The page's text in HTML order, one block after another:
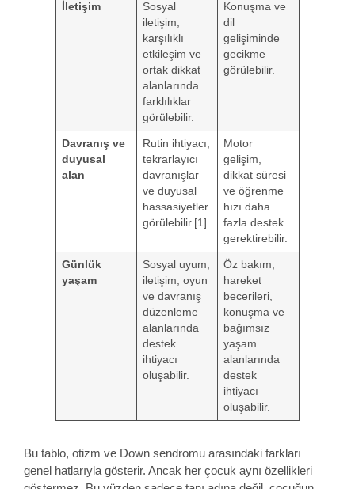
İletişim
Sosyal
iletişim,
karşılıklı
etkileşim ve
ortak dikkat
alanlarında
farklılıklar
görülebilir.
Konuşma ve
dil
gelişiminde
gecikme
görülebilir.
Davranış ve
duyusal
alan
Rutin ihtiyacı,
tekrarlayıcı
davranışlar
ve duyusal
hassasiyetler
görülebilir.[1]
Motor
gelişim,
dikkat süresi
ve öğrenme
hızı daha
fazla destek
gerektirebilir.
Günlük
yaşam
Sosyal uyum,
iletişim, oyun
ve davranış
düzenleme
alanlarında
destek
ihtiyacı
oluşabilir.
Öz bakım,
hareket
becerileri,
konuşma ve
bağımsız
yaşam
alanlarında
destek
ihtiyacı
oluşabilir.
Bu tablo, otizm ve Down sendromu arasındaki farkları
genel hatlarıyla gösterir. Ancak her çocuk aynı özellikleri